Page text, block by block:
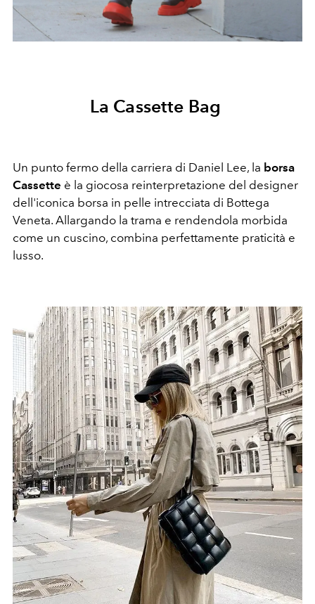
La Cassette Bag
Un punto fermo della carriera di Daniel Lee, la borsa
Cassette è la giocosa reinterpretazione del designer
dell'iconica borsa in pelle intrecciata di Bottega
Veneta. Allargando la trama e rendendola morbida
come un cuscino, combina perfettamente praticità e
lusso.